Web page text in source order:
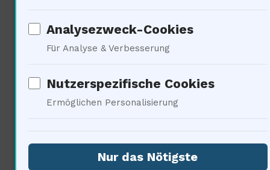
Soziale Implikationen der
Astronomie
Analysezweck-Cookies
Für Analyse & Verbesserung
Nutzerspezifische Cookies
Ermöglichen Personalisierung
Nur das Nötigste